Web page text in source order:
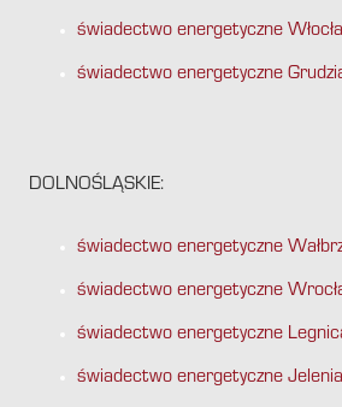
świadectwo energetyczne
świadectwo energetyczne
DOLNOŚLĄSKIE:
świadectwo energetyczne
świadectwo energetyczne
świadectwo energetyczne
świadectwo energetyczne